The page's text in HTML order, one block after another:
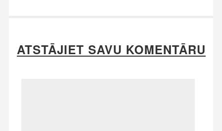
ATSTĀJIET SAVU KOMENTĀRU